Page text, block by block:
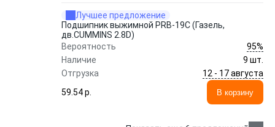
Лучшее предложение
Подшипник выжимной PRB-19C (Газель,
дв.CUMMINS 2.8D)
Вероятность
95%
Наличие
9 шт.
Отгрузка
12 - 17 августа
59.54 p.
В корзину